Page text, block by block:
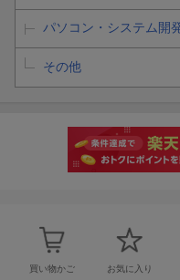
パソコン・システム開
その他
買い物かご お気に入り